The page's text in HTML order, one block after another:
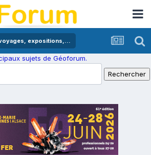
expositions,...
sujets de Géoforum.